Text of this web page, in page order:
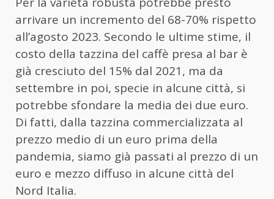
arrivare un incremento del 68-70% rispetto
all’agosto 2023. Secondo le ultime stime, il
costo della tazzina del caffè presa al bar è
già cresciuto del 15% dal 2021, ma da
settembre in poi, specie in alcune città, si
potrebbe sfondare la media dei due euro.
Di fatti, dalla tazzina commercializzata al
prezzo medio di un euro prima della
pandemia, siamo già passati al prezzo di un
euro e mezzo diffuso in alcune città del
Nord Italia.